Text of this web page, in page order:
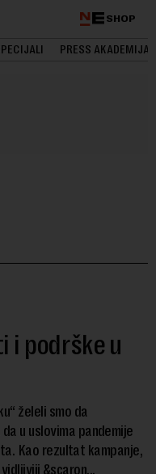
SHOP
PRESS AKADEMIJA
i podrške u
želeli smo da
u uslovima pandemije
Kao rezultat kampanje,
&scaron...